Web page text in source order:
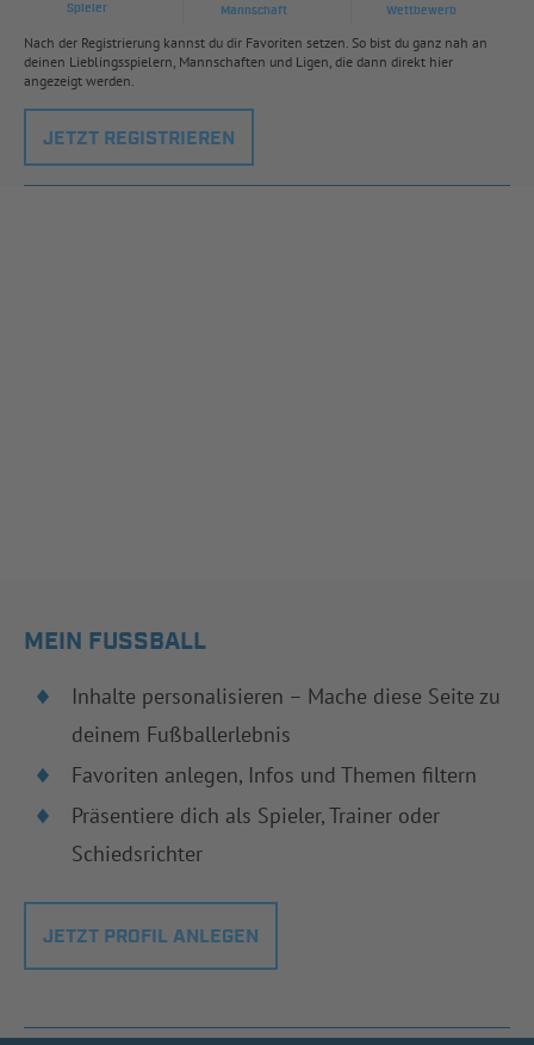
Spieler Mannschaft Wettbewerb
Nach der Registrierung kannst du dir Favoriten setzen. So bist du ganz nah an
deinen Lieblingsspielern, Mannschaften und Ligen, die dann direkt hier
angezeigt werden.
JETZT REGISTRIEREN
MEIN FUSSBALL
Inhalte personalisieren – Mache diese Seite zu
deinem Fußballerlebnis
Favoriten anlegen, Infos und Themen filtern
Präsentiere dich als Spieler, Trainer oder
Schiedsrichter
JETZT PROFIL ANLEGEN